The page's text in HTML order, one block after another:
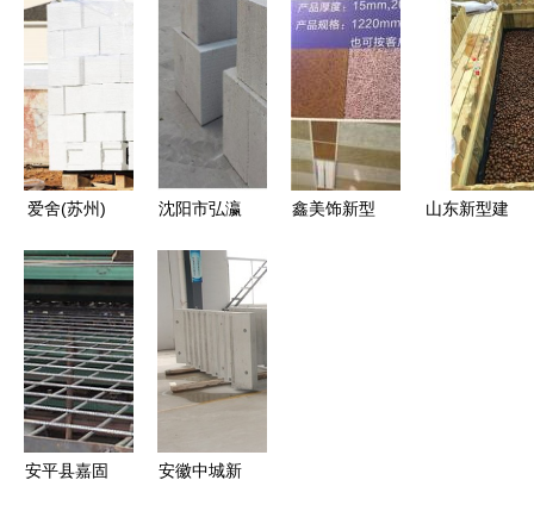
阳光板雨棚
的制造、应
用与市场解
定华锐方正
引领建筑节
能新未来
业想象——
北玻玻璃市
场营销中心
会议圆满落
幕，引领新
型建筑材料
动，引领新
型建筑材料
制造新篇章
爱舍(苏州)
引领绿色建
筑未来，专
业打造ALC
板系统解决
方案
沈阳市弘瀛
料制造 引
领绿色建筑
新未来
鑫美饰新型
山东新型建
安平县嘉固
安徽中城新